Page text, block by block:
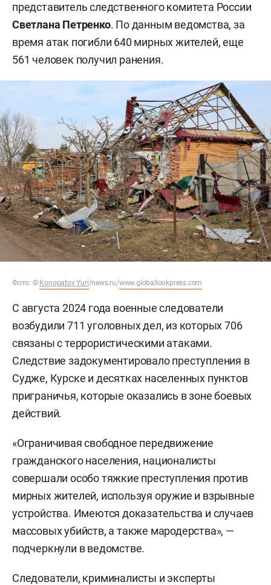
представитель следственного комитета России
Светлана Петренко. По данным ведомства, за
время атак погибли 640 мирных жителей, еще
561 человек получил ранения.
Фото: © Konopatov Yuri/news.ru/www.globallookpress.com
С августа 2024 года военные следователи
возбудили 711 уголовных дел, из которых 706
связаны с террористическими атаками.
Следствие задокументировало преступления в
Судже, Курске и десятках населенных пунктов
приграничья, которые оказались в зоне боевых
действий.
«Ограничивая свободное передвижение
гражданского населения, националисты
совершали особо тяжкие преступления против
мирных жителей, используя оружие и взрывные
устройства. Имеются доказательства и случаев
массовых убийств, а также мародерства», —
подчеркнули в ведомстве.
Следователи, криминалисты и эксперты